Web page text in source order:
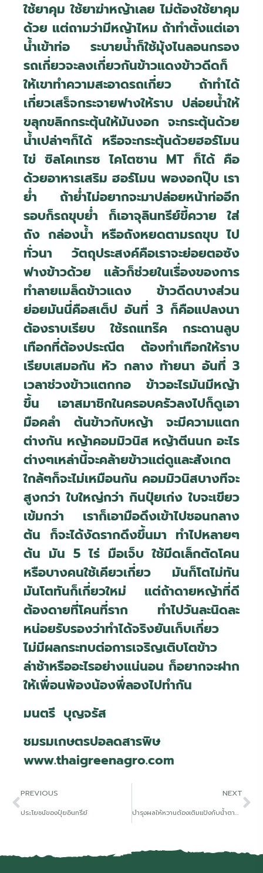
ใช้ยาคุม ใช้ยาฆ่าหญ้าเลย ไม่ต้องใช้ยาคุม
ด้วย แต่ถามว่ามีหญ้าไหม ถ้าทำตั้งแต่เอา
น้ำเข้าท่อ ระบายน้ำก็ใช้มุ้งไนลอนกรอง
รถเกี่ยวจะลงเกี่ยวกันข้าวแดงข้าวดีดก็
ให้เขาทำความสะอาดรถเกี่ยว ถ้าทำได้
เกี่ยวเสร็จกระจายฟางให้ราบ ปล่อยน้ำให้
ขลุกขลิกกระตุ้นให้มันงอก จะกระตุ้นด้วย
น้ำเปล่าๆก็ได้ หรือจะกระตุ้นด้วยฮอร์โมน
ไข่ ซิลโคเทรซ ไคโตซาน MT ก็ได้ คือ
ด้วยอาหารเสริม ฮอร์โมน พองอกปุ๊บ เรา
ย่ำ ถ้าย่ำไม่อยากจะมาปล่อยหน้าท่ออีก
รอบก็รถขุบย่ำ ก็เอาจุลินทรีย์ขี้ควาย ใส่
ถัง กล่องน้ำ หรือถังหยดตามรถขุบ ไป
ทั่วนา วัตถุประสงค์คือเราจะย่อยตอซัง
ฟางข้าวด้วย แล้วก็ช่วยในเรื่องของการ
ทำลายเมล็ดข้าวแดง ข้าวดีดบางส่วน
ย่อยมันนี่คือสเต็ป อันที่ 3 ก็คือแปลงนา
ต้องราบเรียบ ใช้รถแทร๊ค กระดานลูบ
เทือกที่ต้องประณีต ต้องทำเทือกให้ราบ
เรียบเสมอกัน หัว กลาง ท้ายนา อันที่ 3
เวลาช่วงข้าวแตกกอ ข้าวอะไรมันมีหญ้า
ขึ้น เอาสมาชิกในครอบครัวลงไปก็ดูเอา
มือคลำ ต้นข้าวกับหญ้า จะมีความแตก
ต่างกัน หญ้าคอมมิวนิส หญ้าตีนนก อะไร
ต่างๆเหล่านี้จะคล้ายข้าวแต่ดูและสังเกต
ใกล้ๆก็จะไม่เหมือนกัน คอมมิวนิสบางทีจะ
สูงกว่า ใบใหญ่กว่า กินปุ๋ยเก่ง ใบจะเขียว
เข้มกว่า เราก็เอามือดึงเข้าไปชอนกลาง
ต้น ก็จะได้งัดรากดึงขึ้นมา ทำไปหลายๆ
ต้น มัน 5 ไร่ มือเจ็บ ใช้มีดเล็กตัดโคน
หรือบางคนใช้เคียวเกี่ยว มันก็โตไม่ทัน
มันโตทันก็เกี่ยวใหม่ แต่ถ้าดายหญ้าที่ดี
ต้องดายที่โคนที่ราก ทำไปวันละนิดละ
หน่อยรับรองว่าทำได้จริงยันเก็บเกี่ยว
ไม่มีผลกระทบต่อการเจริญเติบโตข้าว
ล่าช้าหรืออะไรอย่างแน่นอน ก็อยากจะฝาก
ให้เพื่อนพ้องน้องพี่ลองไปทำกัน
มนตรี บุญจรัส
ชมรมเกษตรปอลดสารพิษ
www.thaigreenagro.com
PREVIOUS
ประโยชน์ของปุ๋ยอินทรีย์
NEXT
บำรุงผลให้หวานต้องเติมแป้งกับน้ำตาลเยอะๆ